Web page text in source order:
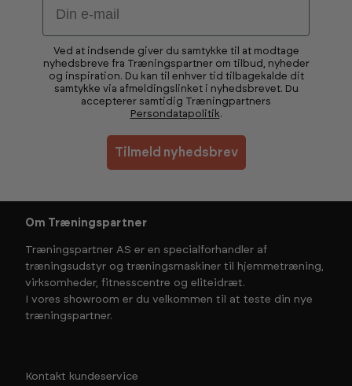
Ved at indsende giver du samtykke til at modtage
nyhedsbreve fra Træningspartner om tilbud, nyheder
og inspiration. Du kan til enhver tid tilbagekalde dit
samtykke via afmeldingslinket i nyhedsbrevet. Du
accepterer samtidig Træningpartners
Persondatapolitik.
Tilmeld nyhedsbrev
Om Træningspartner
Træningspartner AS er en specialforhandler af
træningsudstyr og træningsmaskiner til hjemmetræning,
virksomheder, fitnesscentre og eliteidræt.
I vores showroom er du velkommen til at teste din nye
træningspartner.
Kontakt kundeservice